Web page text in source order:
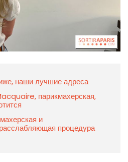
наши лучшие адреса
парикмахерская,
и
процедура